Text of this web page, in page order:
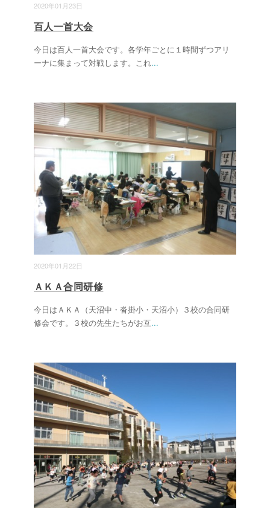
2020年01月23日
百人一首大会
今日は百人一首大会です。各学年ごとに１時間ずつアリ
ーナに集まって対戦します。これ...
2020年01月22日
ＡＫＡ合同研修
今日はＡＫＡ（天沼中・沓掛小・天沼小）３校の合同研
修会です。３校の先生たちがお互...